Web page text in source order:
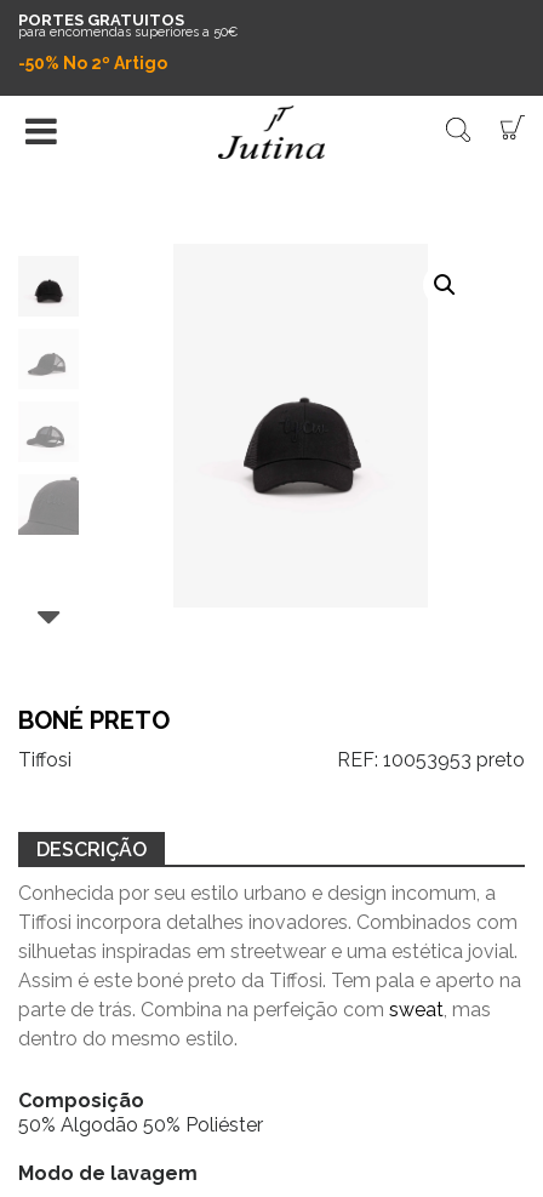
PORTES GRATUITOS
para encomendas superiores a 50€
-50% No 2º Artigo
BONÉ PRETO
Tiffosi REF: 10053953 preto
DESCRIÇÃO
Conhecida por seu estilo urbano e design incomum, a
Tiffosi incorpora detalhes inovadores. Combinados com
silhuetas inspiradas em streetwear e uma estética jovial.
Assim é este boné preto da Tiffosi. Tem pala e aperto na
parte de trás. Combina na perfeição com sweat, mas
dentro do mesmo estilo.
Composição
50% Algodão 50% Poliéster
Modo de lavagem